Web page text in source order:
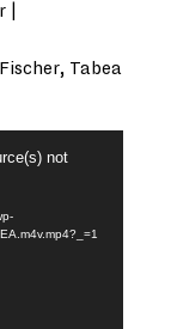
Tabea
not